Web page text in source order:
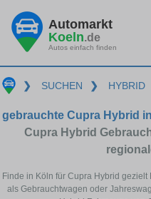
Automarkt
Koeln.de
Autos einfach finden
❯ SUCHEN ❯ HYBRID
gebrauchte Cupra Hybrid
Cupra Hybrid
Finde in Köln für Cupra Hybrid
als Gebrauchtwagen oder